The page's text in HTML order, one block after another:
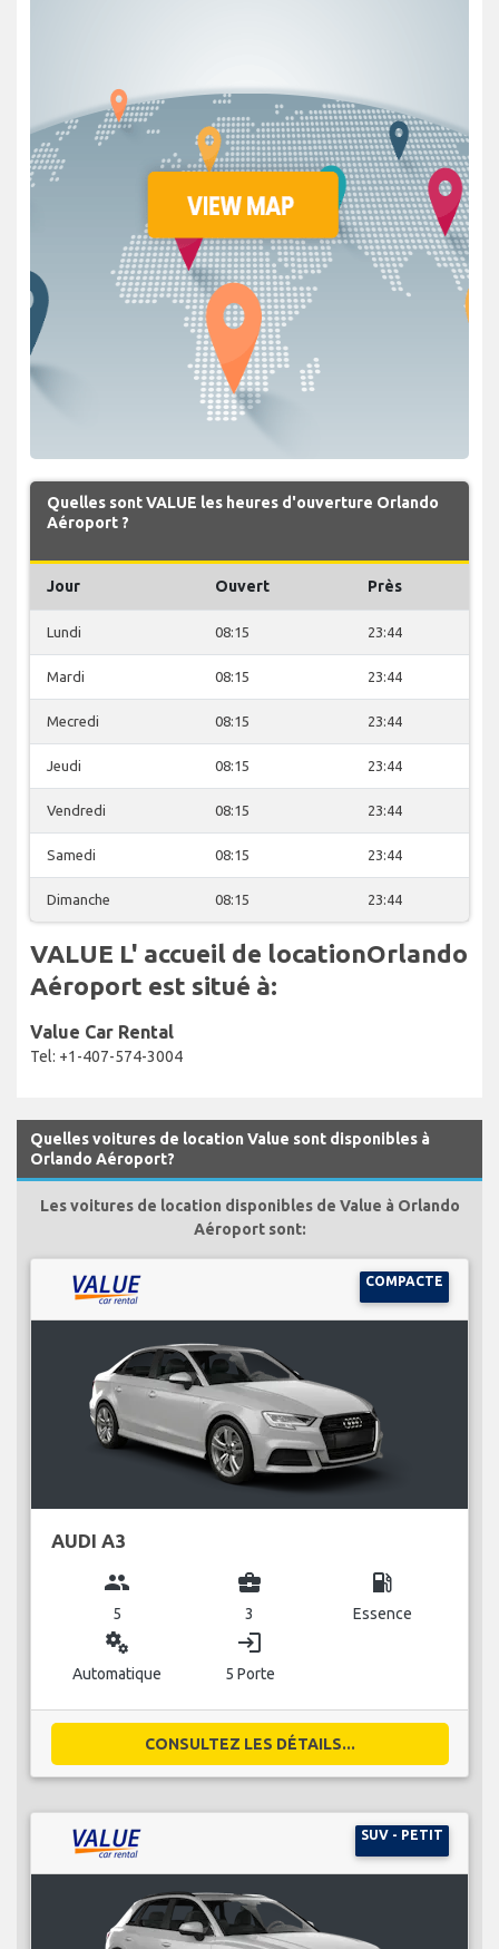
Quelles sont VALUE les heures d'ouverture Orlando
Aéroport ?
Jour Ouvert Près
Lundi 08:15 23:44
Mardi 08:15 23:44
Mecredi 08:15 23:44
Jeudi 08:15 23:44
Vendredi 08:15 23:44
Samedi 08:15 23:44
Dimanche 08:15 23:44
VALUE L' accueil de locationOrlando
Aéroport est situé à:
Value Car Rental
Tel: +1-407-574-3004
Quelles voitures de location Value sont disponibles à
Orlando Aéroport?
Les voitures de location disponibles de Value à Orlando
Aéroport sont:
COMPACTE
AUDI A3
group
5
business_center
3
local_gas_station
Essence
miscellaneous_services
Automatique
login
5 Porte
CONSULTEZ LES DÉTAILS...
SUV - PETIT